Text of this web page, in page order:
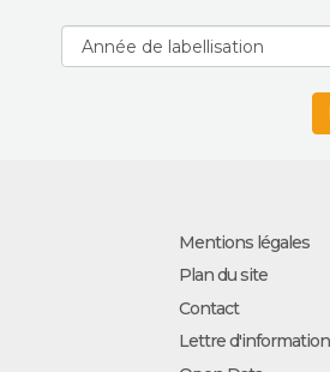
Mentions légales
Plan du site
Contact
Lettre d'information